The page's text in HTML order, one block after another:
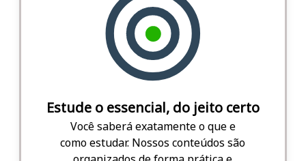
Estude o essencial, do jeito certo
Você saberá exatamente o que e
como estudar. Nossos conteúdos são